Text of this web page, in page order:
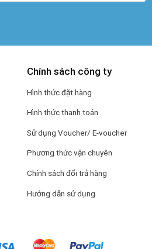
Chính sách công ty
Hình thức đặt hàng
Hình thức thanh toán
Sử dụng Voucher/ E-voucher
Phương thức vận chuyên
Chính sách đổi trả hàng
Hướng dẫn sử dụng